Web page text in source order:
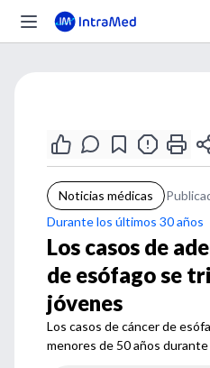
Noticias médicas
Durante los últimos 30 años
Los casos de
de esófago se
jóvenes
Los casos de cáncer de
menores de 50 años